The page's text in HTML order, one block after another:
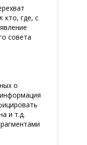
кто, где, с
совета
о
и т.д.